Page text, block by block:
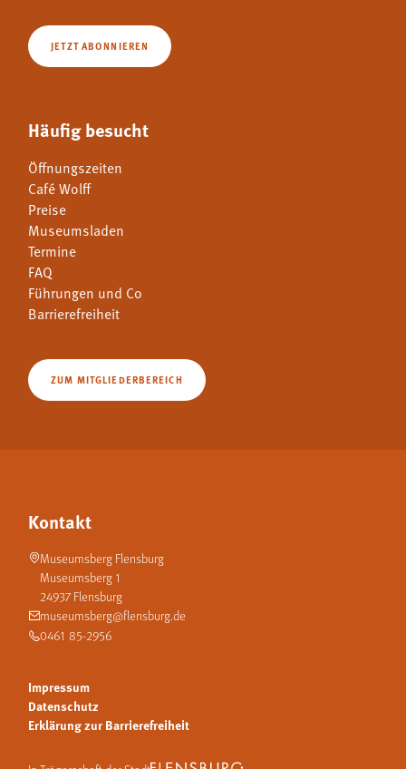
JETZT ABONNIEREN
Häufig besucht
Öffnungszeiten
Café Wolff
Preise
Museumsladen
Termine
FAQ
Führungen und Co
Barrierefreiheit
ZUM MITGLIEDERBEREICH
Kontakt
Museumsberg Flensburg
Museumsberg 1
24937 Flensburg
museumsberg@flensburg.de
0461 85-2956
Impressum
Datenschutz
Erklärung zur Barrierefreiheit